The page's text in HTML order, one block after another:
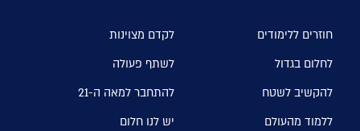
חוזרים ללימודים
לקדם מצוינות
לחלום בגדול
לשתף פעולה
להקשיב לשטח
להתחבר למאה ה-21
ללמוד מהעולם
יש לנו חלום